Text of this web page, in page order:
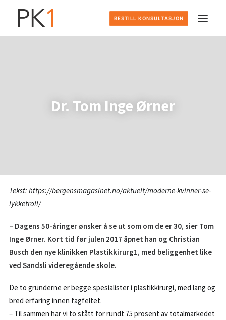
BESTILL KONSULTASJON
OM OSS
KONTAKT
BESTILL KONSULTASJON
55 99 11 00
POST@PK1.NO
Dr. Tom Inge Ørner
Tekst: https://bergensmagasinet.no/aktuelt/moderne-kvinner-se-
lykketroll/
– Dagens 50-åringer ønsker å se ut som om de er 30, sier Tom
Inge Ørner. Kort tid før julen 2017 åpnet han og Christian
Busch den nye klinikken Plastikkirurg1, med beliggenhet like
ved Sandsli videregående skole.
De to gründerne er begge spesialister i plastikkirurgi, med lang og
bred erfaring innen fagfeltet.
– Til sammen har vi to stått for rundt 75 prosent av totalmarkedet